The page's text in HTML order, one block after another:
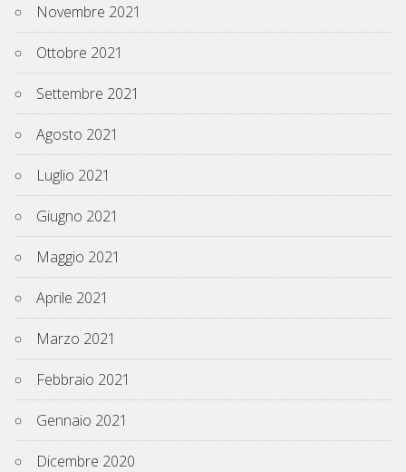
Novembre 2021
Ottobre 2021
Settembre 2021
Agosto 2021
Luglio 2021
Giugno 2021
Maggio 2021
Aprile 2021
Marzo 2021
Febbraio 2021
Gennaio 2021
Dicembre 2020